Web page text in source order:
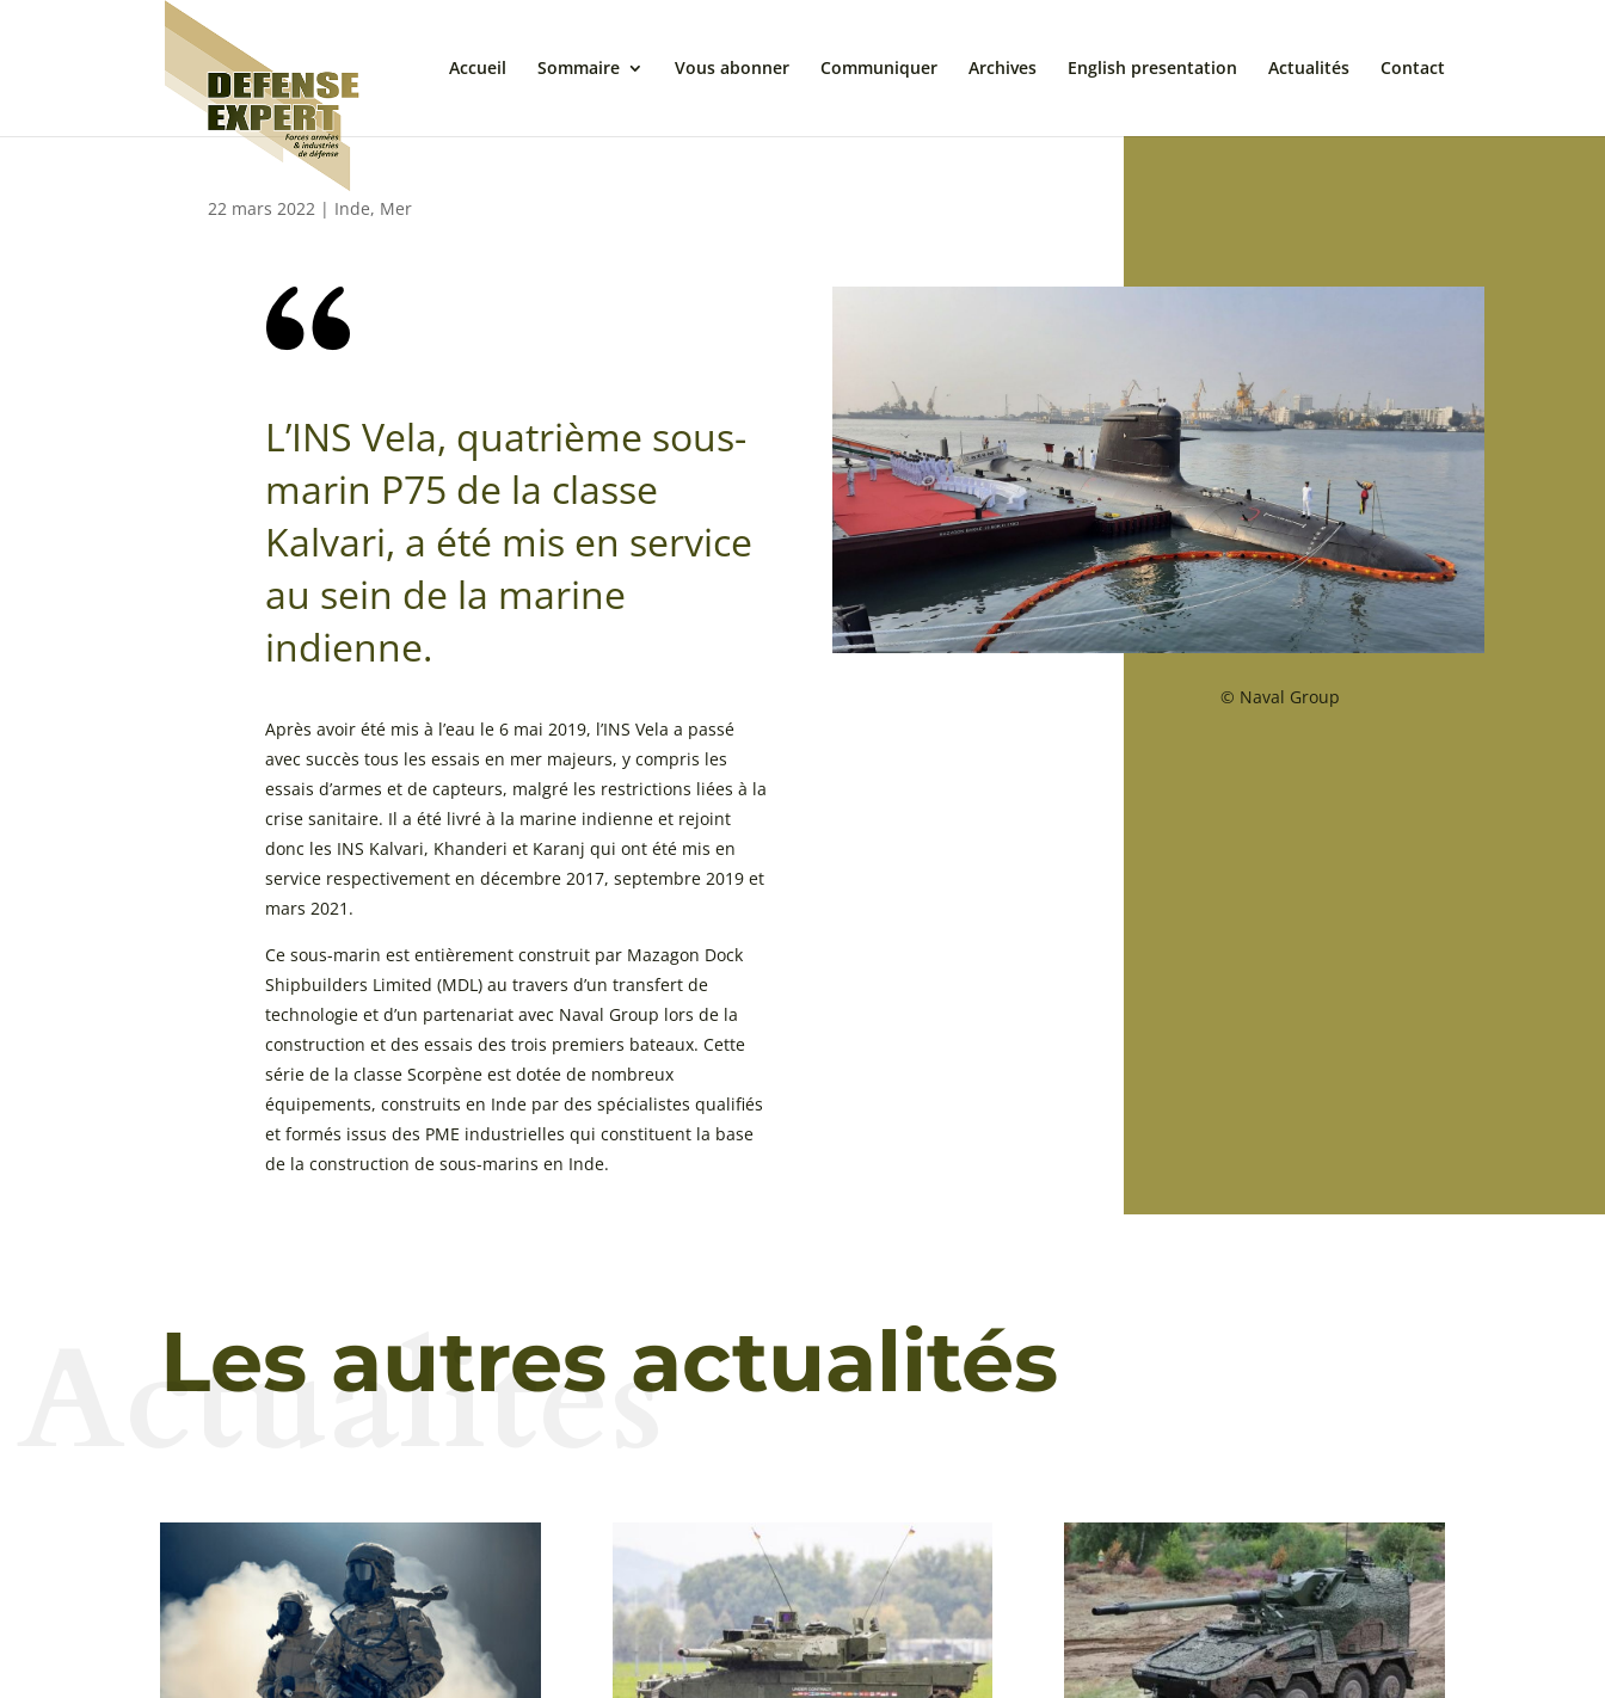
Accueil Sommaire Vous abonner Communiquer Archives English presentation Actualités Contact
22 mars 2022 | Inde, Mer
L’INS Vela, quatrième sous-
marin P75 de la classe
Kalvari, a été mis en service
au sein de la marine
indienne.
Après avoir été mis à l’eau le 6 mai 2019, l’INS Vela a passé
avec succès tous les essais en mer majeurs, y compris les
essais d’armes et de capteurs, malgré les restrictions liées à la
crise sanitaire. Il a été livré à la marine indienne et rejoint
donc les INS Kalvari, Khanderi et Karanj qui ont été mis en
service respectivement en décembre 2017, septembre 2019 et
mars 2021.
Ce sous-marin est entièrement construit par Mazagon Dock
Shipbuilders Limited (MDL) au travers d’un transfert de
technologie et d’un partenariat avec Naval Group lors de la
construction et des essais des trois premiers bateaux. Cette
série de la classe Scorpène est dotée de nombreux
équipements, construits en Inde par des spécialistes qualifiés
et formés issus des PME industrielles qui constituent la base
de la construction de sous-marins en Inde.
© Naval Group
Les autres actualités
Actualités